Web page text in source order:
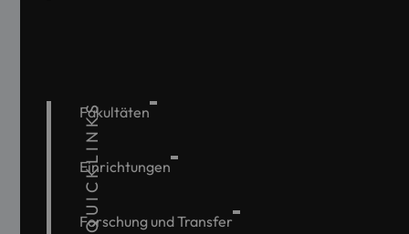
QUICKLINKS
Fakultäten
Einrichtungen
Forschung und Transfer